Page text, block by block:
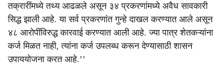
तक्रारींमध्ये तथ्य आढळले असून ३४ प्रकरणांमध्ये अवैध सावकारी
सिद्ध झाली आहे. या सर्व प्रकरणांत गुन्हे दाखल करण्यात आले असून
४८ आरोपींविरुद्ध कारवाई करण्यात आली आहे. ज्या पात्र शेतकऱ्यांना
कर्ज मिळत नाही, त्यांना कर्ज उपलब्ध करून देण्यासाठी शासन
उपाययोजना करत आहे.’’